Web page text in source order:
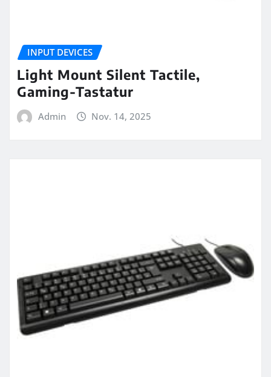
INPUT DEVICES
Light Mount Silent Tactile,
Gaming-Tastatur
Admin Nov. 14, 2025